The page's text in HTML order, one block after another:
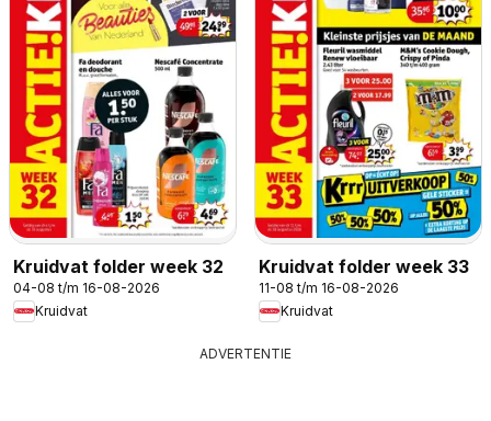
Kruidvat folder week 32
04-08 t/m 16-08-2026
Kruidvat
Kruidvat folder week 33
11-08 t/m 16-08-2026
Kruidvat
ADVERTENTIE